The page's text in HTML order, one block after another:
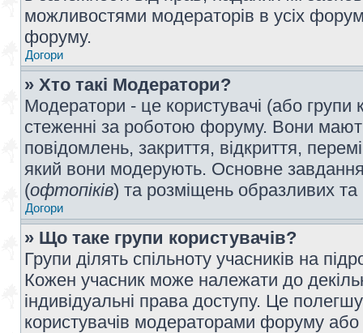
можливостями модераторів в усіх
форуму.
Догори
» Хто такі Модератори?
Модератори - це користувачі (або
стеженні за роботою форуму. Вони
повідомлень, закриття, відкриття,
який вони модерують. Основне
(офтопіків) та розміщень образливих
Догори
» Що таке групи користувачів?
Групи ділять спільноту учасників на
Кожен учасник може належати до
індивідуальні права доступу. Це
користувачів модераторами форуму